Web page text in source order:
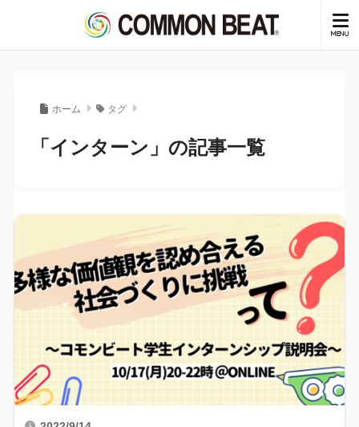
ホーム タグ
「インターン」の記事一覧